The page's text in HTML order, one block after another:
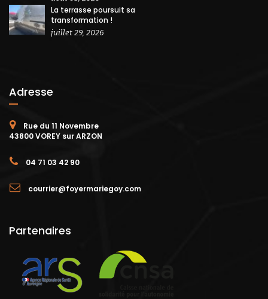
La terrasse poursuit sa
transformation !
juillet 29, 2026
Adresse
Rue du 11 Novembre
43800 VOREY sur ARZON
04 71 03 42 90
courrier@foyermariegoy.com
Partenaires